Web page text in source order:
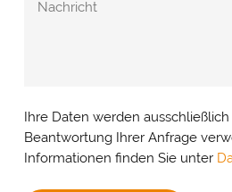
Ihre Daten werden
Beantwortung Ihrer Anfrage
Informationen finden Sie unter